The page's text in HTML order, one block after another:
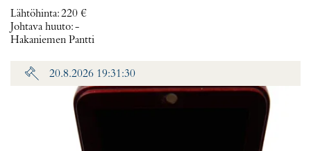
Lähtöhinta:220 €
Johtava huuto:-
Hakaniemen Pantti
20.8.2026 19:31:30